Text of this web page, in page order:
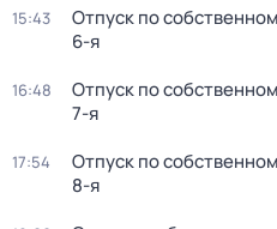
15:43 Отпуск по
6-я
16:48 Отпуск по
7-я
17:54 Отпуск по
8-я